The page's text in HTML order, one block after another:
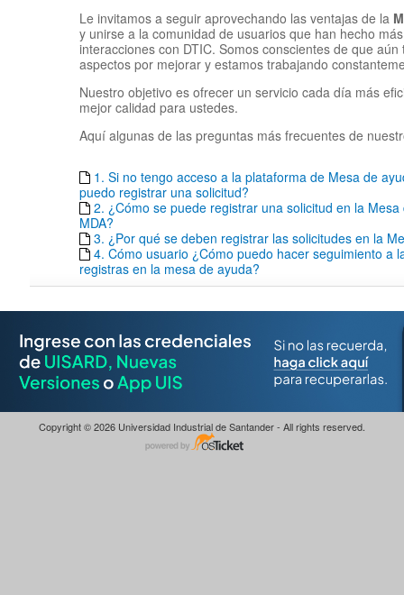
Le invitamos a seguir aprovechando las ventajas de la
y unirse a la comunidad de usuarios que han hecho
interacciones con DTIC. Somos conscientes de que aún
aspectos por mejorar y estamos trabajando
Nuestro objetivo es ofrecer un servicio cada día más
mejor calidad para ustedes.
Aquí algunas de las preguntas más frecuentes de
1. Si no tengo acceso a la plataforma de Mesa de
puedo registrar una solicitud?
2. ¿Cómo se puede registrar una solicitud en la
MDA?
3. ¿Por qué se deben registrar las solicitudes en la
4. Cómo usuario ¿Cómo puedo hacer seguimiento a
registras en la mesa de ayuda?
Copyright © 2026 Universidad Industrial de Santander - All rights reserved.